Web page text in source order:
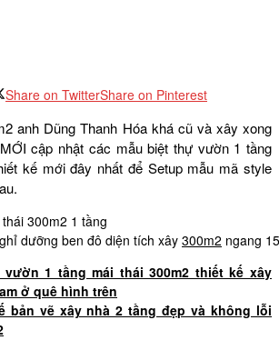
Share on TwitterShare on Pinterest
anh Dũng Thanh Hóa khá cũ và xây xong
cập nhật các mẫu biệt thự vườn 1 tầng
kế mới đây nhất để Setup mẫu mã style
dưỡng ben đô diện tích xây 300m2 ngang
1 tầng mái thái 300m2 thiết kế xây
ở quê hình trên
bản vẽ xây nhà 2 tầng đẹp và không lỗi